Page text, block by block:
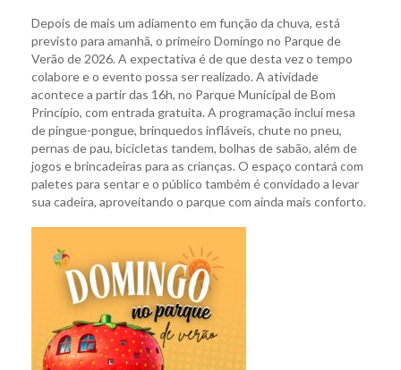
Depois de mais um adiamento em função da chuva, está
previsto para amanhã, o primeiro Domingo no Parque de
Verão de 2026. A expectativa é de que desta vez o tempo
colabore e o evento possa ser realizado. A atividade
acontece a partir das 16h, no Parque Municipal de Bom
Princípio, com entrada gratuita. A programação inclui mesa
de pingue-pongue, brinquedos infláveis, chute no pneu,
pernas de pau, bicicletas tandem, bolhas de sabão, além de
jogos e brincadeiras para as crianças. O espaço contará com
paletes para sentar e o público também é convidado a levar
sua cadeira, aproveitando o parque com ainda mais conforto.